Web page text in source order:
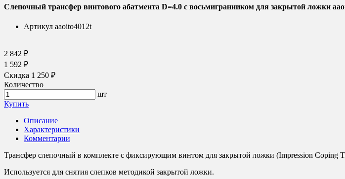
Слепочный трансфер винтового абатмента D=4.0 с восьмигранником для закрытой ложки
Артикул aaoito4012t
2 842 ₽
1 592 ₽
Скидка 1 250 ₽
Количество
шт
Купить
Описание
Характеристики
Комментарии
Трансфер слепочный в комплекте с фиксирующим винтом для закрытой ложки (Impression Coping
Используется для снятия слепков методикой закрытой ложки.